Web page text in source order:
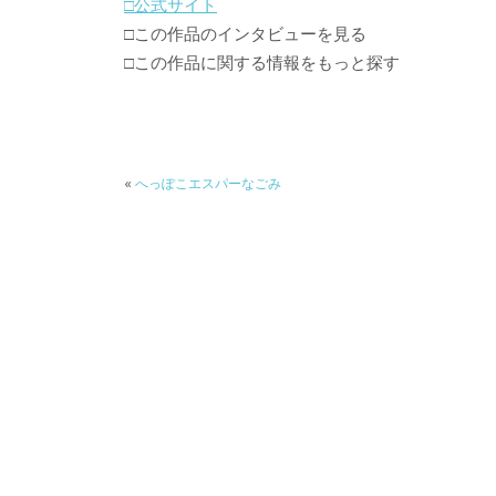
□この作品のインタビューを見る
□この作品に関する情報をもっと探す
« へっぽこエスパーなごみ